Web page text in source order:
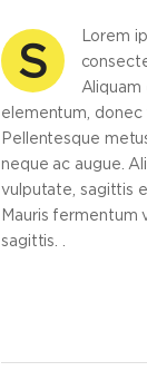
S
Lorem
Aliquam
elementum, donec
Pellentesque
neque ac augue.
vulputate, sagittis
Mauris fermentum
sagittis. .